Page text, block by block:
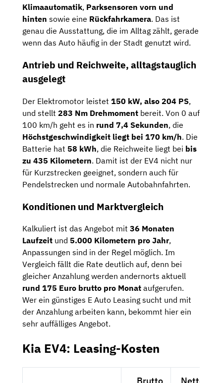
Klimaautomatik, Parksensoren vorn und
hinten sowie eine Rückfahrkamera. Das ist
genau die Ausstattung, die im Alltag zählt, gerade
wenn das Auto häufig in der Stadt genutzt wird.
Antrieb und Reichweite, alltagstauglich
ausgelegt
Der Elektromotor leistet 150 kW, also 204 PS,
und stellt 283 Nm Drehmoment bereit. Von 0 auf
100 km/h geht es in rund 7,4 Sekunden, die
Höchstgeschwindigkeit liegt bei 170 km/h. Die
Batterie hat 58 kWh, die Reichweite liegt bei bis
zu 435 Kilometern. Damit ist der EV4 nicht nur
für Kurzstrecken geeignet, sondern auch für
Pendelstrecken und normale Autobahnfahrten.
Konditionen und Marktvergleich
Kalkuliert ist das Angebot mit 36 Monaten
Laufzeit und 5.000 Kilometern pro Jahr,
Anpassungen sind in der Regel möglich. Im
Vergleich fällt die Rate deutlich auf, denn bei
gleicher Anzahlung werden andernorts aktuell
rund 175 Euro brutto pro Monat aufgerufen.
Wer ein günstiges E Auto Leasing sucht und mit
der Anzahlung arbeiten kann, bekommt hier ein
sehr auffälliges Angebot.
Kia EV4: Leasing-Kosten